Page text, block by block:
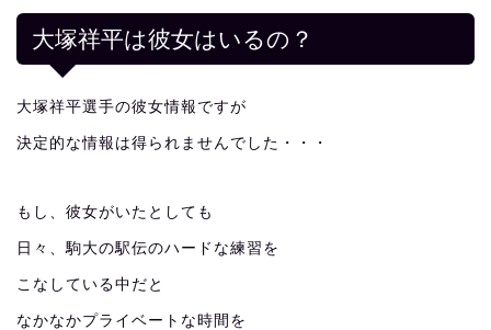
大塚祥平は彼女はいるの？
大塚祥平選手の彼女情報ですが
決定的な情報は得られませんでした・・・
もし、彼女がいたとしても
日々、駒大の駅伝のハードな練習を
こなしている中だと
なかなかプライベートな時間を